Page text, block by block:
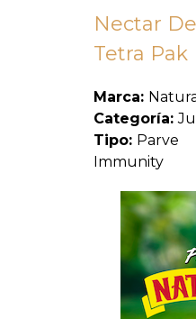
Nectar
Tetra Pak
Marca:
Categoría:
Tipo: Parve
Immunity